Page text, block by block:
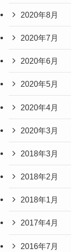
2020年8月
2020年7月
2020年6月
2020年5月
2020年4月
2020年3月
2018年3月
2018年2月
2018年1月
2017年4月
2016年7月